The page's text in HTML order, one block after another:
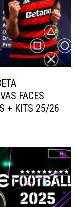
FACES
+ KITS 25/26